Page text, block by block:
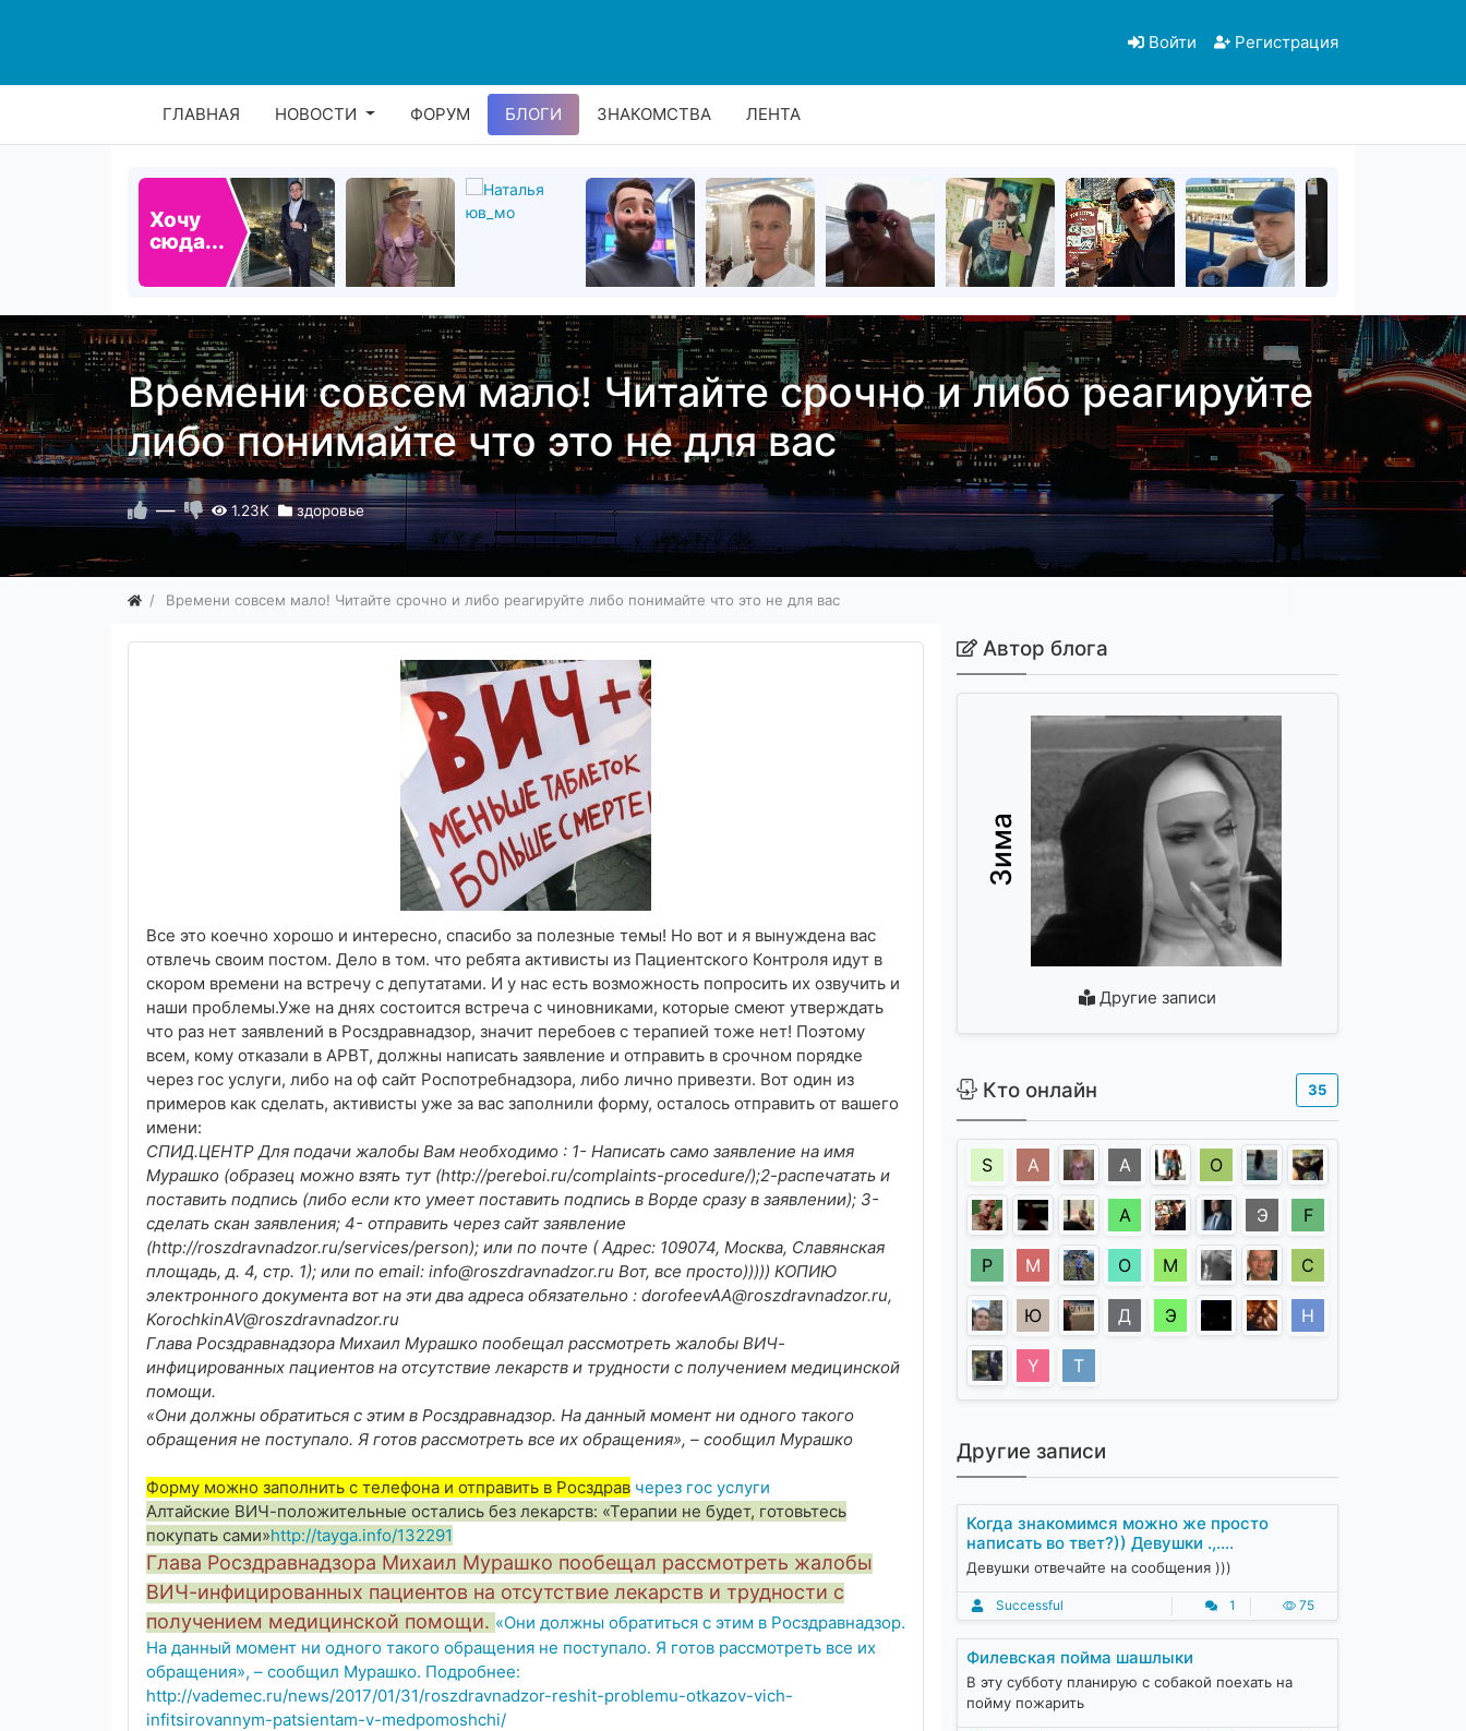
Войти Регистрация
ГЛАВНАЯ НОВОСТИ ФОРУМ БЛОГИ ЗНАКОМСТВА ЛЕНТА
Хочу
сюда...
Времени совсем мало! Читайте срочно и либо реагируйте
либо понимайте что это не для вас
— 1.23K здоровье
Времени совсем мало! Читайте срочно и либо реагируйте либо понимайте что это не для вас
Все это коечно хорошо и интересно, спасибо за полезные темы! Но вот и я вынуждена вас
отвлечь своим постом. Дело в том. что ребята активисты из Пациентского Контроля идут в
скором времени на встречу с депутатами. И у нас есть возможность попросить их озвучить и
наши проблемы.Уже на днях состоится встреча с чиновниками, которые смеют утверждать
что раз нет заявлений в Росздравнадзор, значит перебоев с терапией тоже нет! Поэтому
всем, кому отказали в АРВТ, должны написать заявление и отправить в срочном порядке
через гос услуги, либо на оф сайт Роспотребнадзора, либо лично привезти. Вот один из
примеров как сделать, активисты уже за вас заполнили форму, осталось отправить от вашего
имени:
СПИД.ЦЕНТР Для подачи жалобы Вам необходимо : 1- Написать само заявление на имя
Мурашко (образец можно взять тут (http://pereboi.ru/complaints-procedure/);2-распечатать и
поставить подпись (либо если кто умеет поставить подпись в Ворде сразу в заявлении); 3-
сделать скан заявления; 4- отправить через сайт заявление
(http://roszdravnadzor.ru/services/person); или по почте ( Адрес: 109074, Москва, Славянская
площадь, д. 4, стр. 1); или по email: info@roszdravnadzor.ru Вот, все просто))))) КОПИЮ
электронного документа вот на эти два адреса обязательно : dorofeevAA@roszdravnadzor.ru,
KorochkinAV@roszdravnadzor.ru
Глава Росздравнадзора Михаил Мурашко пообещал рассмотреть жалобы ВИЧ-
инфицированных пациентов на отсутствие лекарств и трудности с получением медицинской
помощи.
«Они должны обратиться с этим в Росздравнадзор. На данный момент ни одного такого
обращения не поступало. Я готов рассмотреть все их обращения», – сообщил Мурашко
Форму можно заполнить с телефона и отправить в Росздрав через гос услуги
Алтайские ВИЧ-положительные остались без лекарств: «Терапии не будет, готовьтесь
покупать сами»http://tayga.info/132291
Глава Росздравнадзора Михаил Мурашко пообещал рассмотреть жалобы
ВИЧ-инфицированных пациентов на отсутствие лекарств и трудности с
получением медицинской помощи. «Они должны обратиться с этим в Росздравнадзор.
На данный момент ни одного такого обращения не поступало. Я готов рассмотреть все их
обращения», – сообщил Мурашко. Подробнее:
http://vademec.ru/news/2017/01/31/roszdravnadzor-reshit-problemu-otkazov-vich-
infitsirovannym-patsientam-v-medpomoshchi/
Автор блога
Зима
Другие записи
Кто онлайн 35
S A А О
А Э F
Р М О М С
Ю Д Э Н
Y Т
Другие записи
Когда знакомимся можно же просто
написать во твет?)) Девушки .,....
Девушки отвечайте на сообщения )))
Successful 1 75
Филевская пойма шашлыки
В эту субботу планирую с собакой поехать на
пойму пожарить